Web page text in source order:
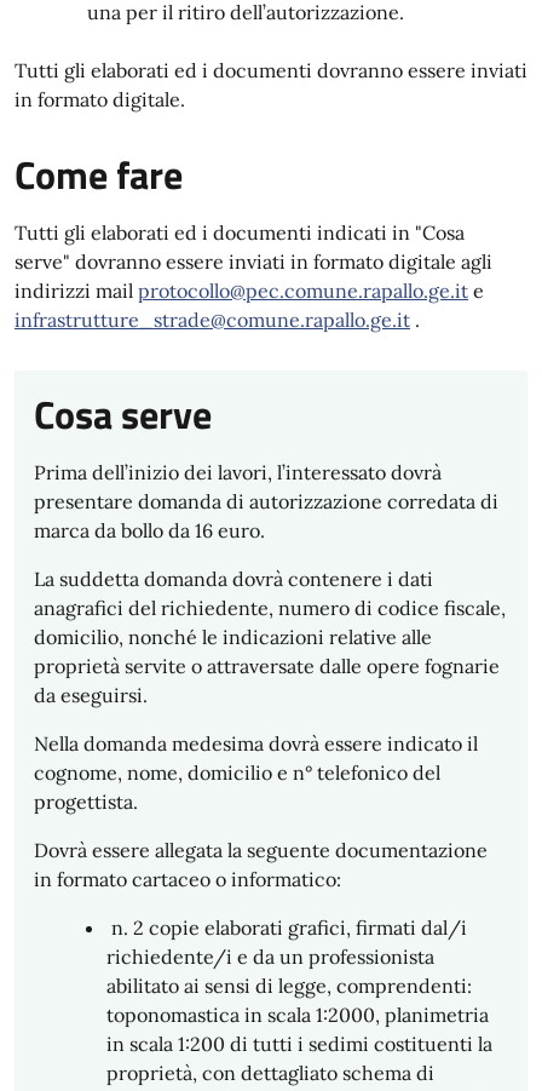
una per il ritiro dell’autorizzazione.
Tutti gli elaborati ed i documenti dovranno essere inviati
in formato digitale.
Come fare
Tutti gli elaborati ed i documenti indicati in "Cosa
serve" dovranno essere inviati in formato digitale agli
indirizzi mail protocollo@pec.comune.rapallo.ge.it e
infrastrutture_strade@comune.rapallo.ge.it .
Cosa serve
Prima dell’inizio dei lavori, l’interessato dovrà
presentare domanda di autorizzazione corredata di
marca da bollo da 16 euro.
La suddetta domanda dovrà contenere i dati
anagrafici del richiedente, numero di codice fiscale,
domicilio, nonché le indicazioni relative alle
proprietà servite o attraversate dalle opere fognarie
da eseguirsi.
Nella domanda medesima dovrà essere indicato il
cognome, nome, domicilio e n° telefonico del
progettista.
Dovrà essere allegata la seguente documentazione
in formato cartaceo o informatico:
n. 2 copie elaborati grafici, firmati dal/i
richiedente/i e da un professionista
abilitato ai sensi di legge, comprendenti:
toponomastica in scala 1:2000, planimetria
in scala 1:200 di tutti i sedimi costituenti la
proprietà, con dettagliato schema di